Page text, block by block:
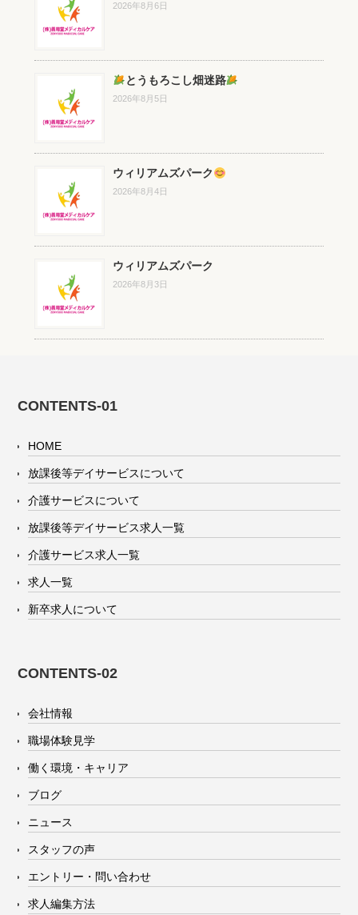
2026年8月6日
とうもろこし畑迷路
2026年8月5日
ウィリアムズパーク
2026年8月4日
ウィリアムズパーク
2026年8月3日
CONTENTS-01
HOME
放課後等デイサービスについて
介護サービスについて
放課後等デイサービス求人一覧
介護サービス求人一覧
求人一覧
新卒求人について
CONTENTS-02
会社情報
職場体験見学
働く環境・キャリア
ブログ
ニュース
スタッフの声
エントリー・問い合わせ
求人編集方法